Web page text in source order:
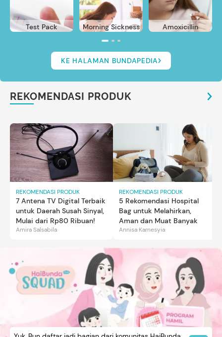
Test Pack Morning Sickness Amoxicillin
KE HALAMAN BUNDAPEDIA
REKOMENDASI PRODUK
REKOMENDASI PRODUK
7 Antena TV Digital Terbaik
untuk Daerah Susah Sinyal,
Mulai dari Rp80 Ribuan!
Amira Salsabila
REKOMENDASI PRODUK
5 Rekomendasi Hospital
Bag untuk Melahirkan,
Aman dan Muat Banyak
Annisa Karnesyia